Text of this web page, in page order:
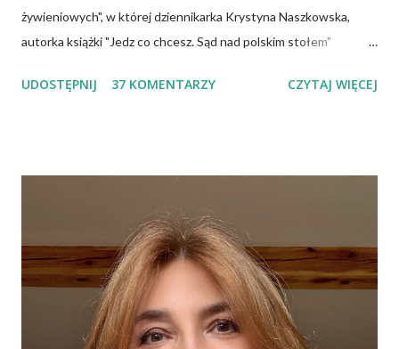
żywieniowych", w której dziennikarka Krystyna Naszkowska,
autorka książki "Jedz co chcesz. Sąd nad polskim stołem"
na temat żywności, często nie przedostaje się do opinii
Wiele podobnych w treści informacji znajduje się także w
Internecie. Można spotkać nawet specjalistów, którzy mają
kompletnie odmienne spojrzenie na ten sam problem. To budzi
niepewność i brak zaufania do instytucji służby zdrowia, bowiem
społeczeństwo oczekuje konkretnych, jednolitych zaleceń.
Trzeba pamiętać, że każdego roku towarzystwa naukowe czy
UDOSTĘPNIJ 37 KOMENTARZY CZYTAJ WIĘCEJ